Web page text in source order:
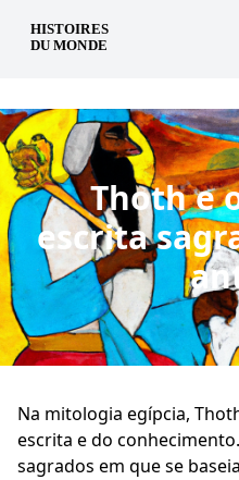
pt
Thoth e
escrita
Na mitologia egípcia,
escrita e do
sagrados em que se